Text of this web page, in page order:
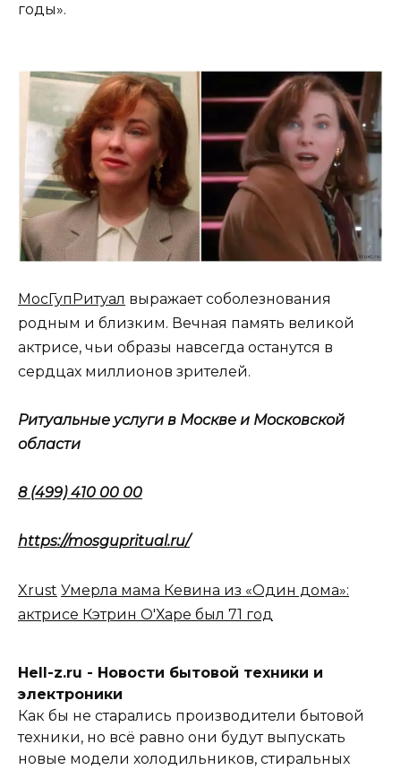
годы».
МосГупРитуал выражает соболезнования
родным и близким. Вечная память великой
актрисе, чьи образы навсегда останутся в
сердцах миллионов зрителей.
Ритуальные услуги в Москве и Московской
области
8 (499) 410 00 00
https://mosgupritual.ru/
Xrust Умерла мама Кевина из «Один дома»:
актрисе Кэтрин О'Харе был 71 год
Hell-z.ru - Новости бытовой техники и
электроники
Как бы не старались производители бытовой
техники, но всё равно они будут выпускать
новые модели холодильников, стиральных